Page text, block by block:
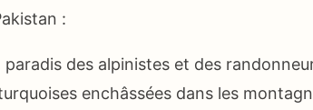
:
des alpinistes et des
enchâssées dans les